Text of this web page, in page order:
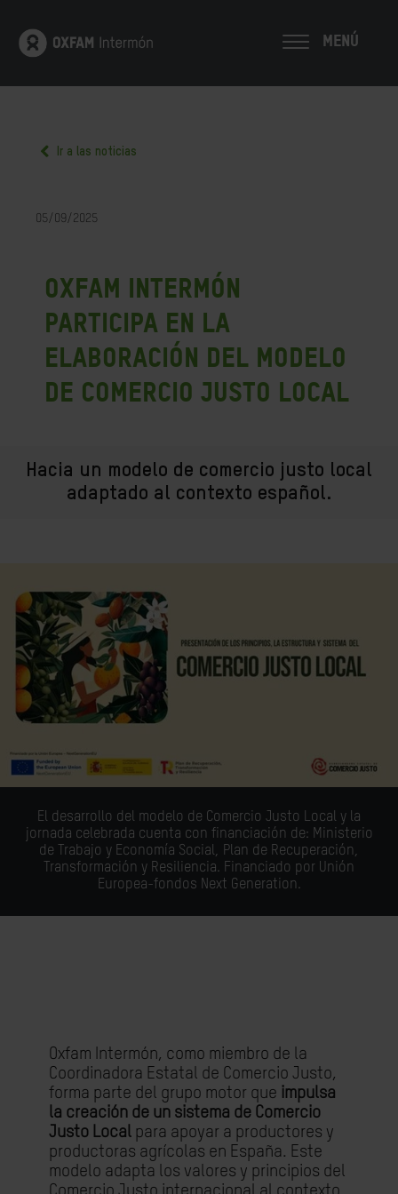
MENÚ
Ir a las noticias
05/09/2025
Oxfam Intermón
participa en la
elaboración del modelo
de Comercio Justo Local
Hacia un modelo de comercio justo local
adaptado al contexto español.
El desarrollo del modelo de Comercio Justo Local y la
jornada celebrada cuenta con financiación de: Ministerio
de Trabajo y Economía Social, Plan de Recuperación,
Transformación y Resiliencia. Financiado por Unión
Europea-fondos Next Generation.
Oxfam Intermón, como miembro de la
Coordinadora Estatal de Comercio Justo,
forma parte del grupo motor que impulsa
la creación de un sistema de Comercio
Justo Local para apoyar a productores y
productoras agrícolas en España. Este
modelo adapta los valores y principios del